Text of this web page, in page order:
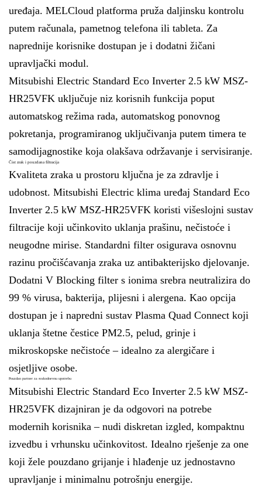
uređaja. MELCloud platforma pruža daljinsku kontrolu
putem računala, pametnog telefona ili tableta. Za
naprednije korisnike dostupan je i dodatni žičani
upravljački modul.
Mitsubishi Electric Standard Eco Inverter 2.5 kW MSZ-
HR25VFK uključuje niz korisnih funkcija poput
automatskog režima rada, automatskog ponovnog
pokretanja, programiranog uključivanja putem timera te
samodijagnostike koja olakšava održavanje i servisiranje.
Čist zrak i pouzdana filtracija
Kvaliteta zraka u prostoru ključna je za zdravlje i
udobnost. Mitsubishi Electric klima uređaj Standard Eco
Inverter 2.5 kW MSZ-HR25VFK koristi višeslojni sustav
filtracije koji učinkovito uklanja prašinu, nečistoće i
neugodne mirise. Standardni filter osigurava osnovnu
razinu pročišćavanja zraka uz antibakterijsko djelovanje.
Dodatni V Blocking filter s ionima srebra neutralizira do
99 % virusa, bakterija, plijesni i alergena. Kao opcija
dostupan je i napredni sustav Plasma Quad Connect koji
uklanja štetne čestice PM2.5, pelud, grinje i
mikroskopske nečistoće – idealno za alergičare i
osjetljive osobe.
Pouzdan partner za svakodnevnu upotrebu
Mitsubishi Electric Standard Eco Inverter 2.5 kW MSZ-
HR25VFK dizajniran je da odgovori na potrebe
modernih korisnika – nudi diskretan izgled, kompaktnu
izvedbu i vrhunsku učinkovitost. Idealno rješenje za one
koji žele pouzdano grijanje i hlađenje uz jednostavno
upravljanje i minimalnu potrošnju energije.